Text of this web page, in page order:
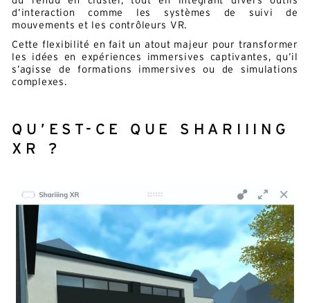
d’interaction comme les systèmes de suivi de
mouvements et les contrôleurs VR.
Cette flexibilité en fait un atout majeur pour transformer
les idées en expériences immersives captivantes, qu’il
s’agisse de formations immersives ou de simulations
complexes.
QU’EST-CE QUE SHARIIING
XR ?